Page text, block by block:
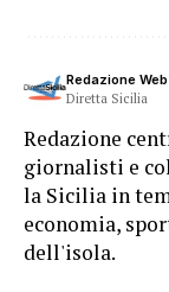
Redazione Web
Diretta Sicilia
Redazione
giornalisti e
la Sicilia in
economia,
dell'isola.